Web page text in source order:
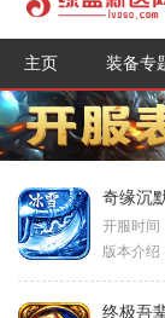
主页 装备专
奇缘沉
开服时间
版本介绍
终极吾